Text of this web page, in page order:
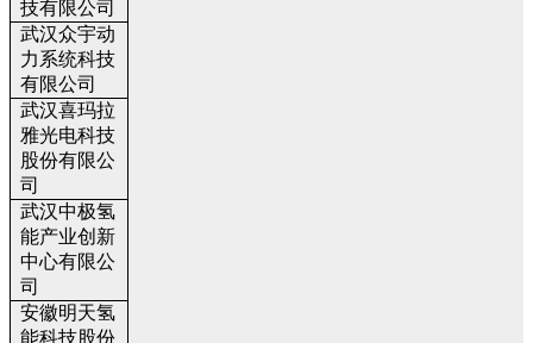
技有限公司
武汉众宇动
力系统科技
有限公司
武汉喜玛拉
雅光电科技
股份有限公
司
武汉中极氢
能产业创新
中心有限公
司
安徽明天氢
能科技股份